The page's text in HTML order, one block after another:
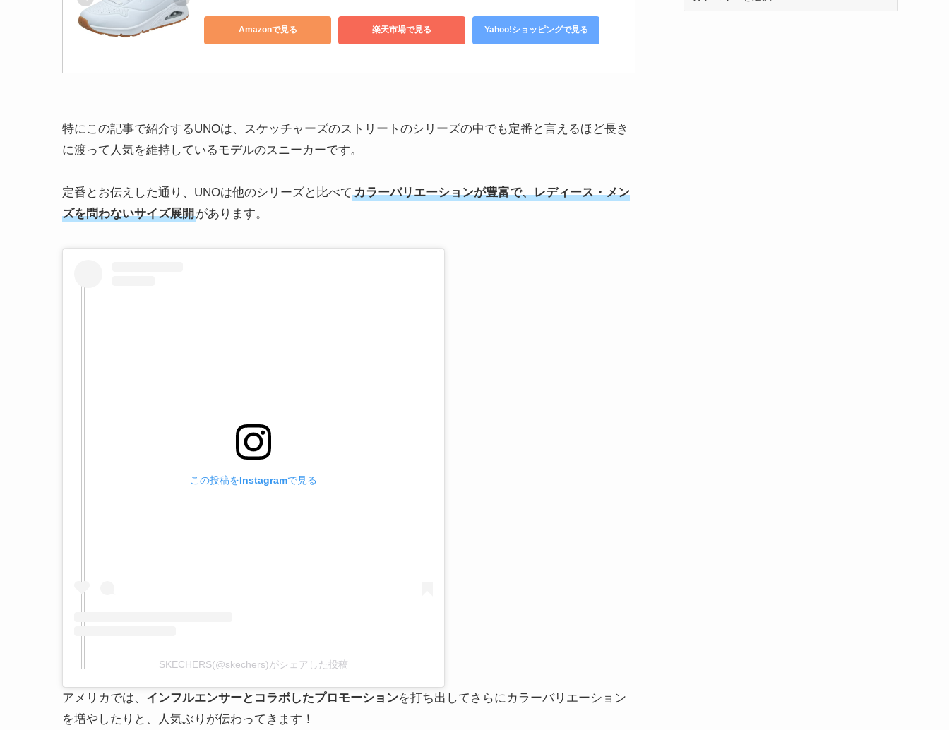
Amazonで見る 楽天市場で見る Yahoo!ショッピングで見る
特にこの記事で紹介するUNOは、スケッチャーズのストリートのシリーズの中でも定番と言えるほど長き
に渡って人気を維持しているモデルのスニーカーです。
定番とお伝えした通り、UNOは他のシリーズと比べて カラーバリエーションが豊富で、レディース・メン
ズを問わないサイズ展開があります。
この投稿をInstagramで見る
SKECHERS(@skechers)がシェアした投稿
アメリカでは、 インフルエンサーとコラボしたプロモーションを打ち出してさらにカラーバリエーション
を増やしたりと、人気ぶりが伝わってきます！